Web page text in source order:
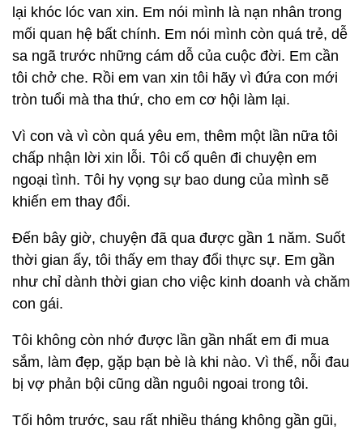
lại khóc lóc van xin. Em nói mình là nạn nhân trong
mối quan hệ bất chính. Em nói mình còn quá trẻ, dễ
sa ngã trước những cám dỗ của cuộc đời. Em cần
tôi chở che. Rồi em van xin tôi hãy vì đứa con mới
tròn tuổi mà tha thứ, cho em cơ hội làm lại.
Vì con và vì còn quá yêu em, thêm một lần nữa tôi
chấp nhận lời xin lỗi. Tôi cố quên đi chuyện em
ngoại tình. Tôi hy vọng sự bao dung của mình sẽ
khiến em thay đổi.
Đến bây giờ, chuyện đã qua được gần 1 năm. Suốt
thời gian ấy, tôi thấy em thay đổi thực sự. Em gần
như chỉ dành thời gian cho việc kinh doanh và chăm
con gái.
Tôi không còn nhớ được lần gần nhất em đi mua
sắm, làm đẹp, gặp bạn bè là khi nào. Vì thế, nỗi đau
bị vợ phản bội cũng dần nguôi ngoai trong tôi.
Tối hôm trước, sau rất nhiều tháng không gần gũi,